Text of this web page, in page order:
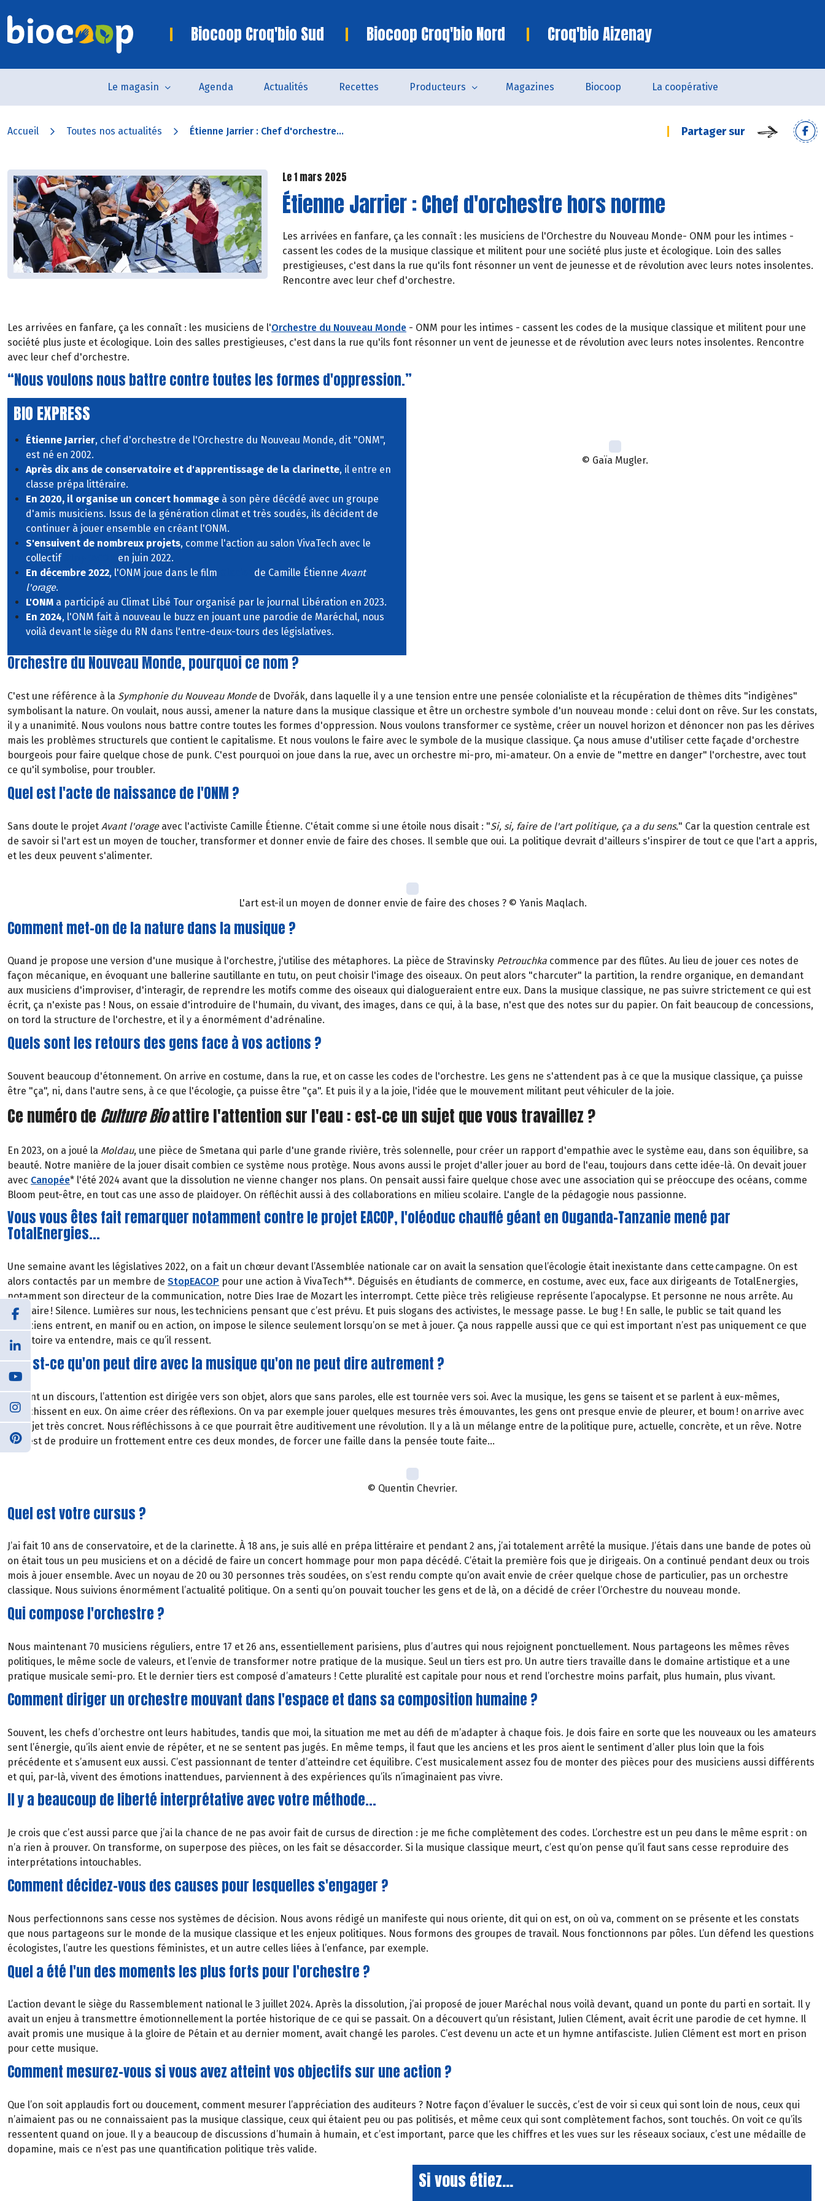
Biocoop Croq'bio Sud Biocoop Croq'bio Nord Croq'bio Aizenay
Le magasin Agenda Actualités Recettes Producteurs Magazines Biocoop La coopérative
Accueil Toutes nos actualités Étienne Jarrier : Chef d'orchestre... Partager sur
Le 1 mars 2025
Étienne Jarrier : Chef d'orchestre hors norme
Les arrivées en fanfare, ça les connaît : les musiciens de l'Orchestre du Nouveau Monde- ONM pour les intimes -
cassent les codes de la musique classique et militent pour une société plus juste et écologique. Loin des salles
prestigieuses, c'est dans la rue qu'ils font résonner un vent de jeunesse et de révolution avec leurs notes insolentes.
Rencontre avec leur chef d'orchestre.
Les arrivées en fanfare, ça les connaît : les musiciens de l'Orchestre du Nouveau Monde - ONM pour les intimes - cassent les codes de la musique classique et militent pour une
société plus juste et écologique. Loin des salles prestigieuses, c'est dans la rue qu'ils font résonner un vent de jeunesse et de révolution avec leurs notes insolentes. Rencontre
avec leur chef d'orchestre.
“Nous voulons nous battre contre toutes les formes d'oppression.”
BIO EXPRESS
Étienne Jarrier, chef d'orchestre de l'Orchestre du Nouveau Monde, dit "ONM",
est né en 2002.
Après dix ans de conservatoire et d'apprentissage de la clarinette, il entre en
classe prépa littéraire.
En 2020, il organise un concert hommage à son père décédé avec un groupe
d'amis musiciens. Issus de la génération climat et très soudés, ils décident de
continuer à jouer ensemble en créant l'ONM.
S'ensuivent de nombreux projets, comme l'action au salon VivaTech avec le
collectif
en juin 2022.
En décembre 2022, l'ONM joue dans le film de Camille Étienne Avant
l'orage.
L'ONM a participé au Climat Libé Tour organisé par le journal Libération en 2023.
En 2024, l'ONM fait à nouveau le buzz en jouant une parodie de Maréchal, nous
voilà devant le siège du RN dans l'entre-deux-tours des législatives.
© Gaïa Mugler.
Orchestre du Nouveau Monde, pourquoi ce nom ?
C'est une référence à la Symphonie du Nouveau Mondede Dvořák, dans laquelle il y a une tension entre une pensée colonialiste et la récupération de thèmes dits "indigènes"
symbolisant la nature. On voulait, nous aussi, amener la nature dans la musique classique et être un orchestre symbole d'un nouveau monde : celui dont on rêve. Sur les constats,
il y a unanimité. Nous voulons nous battre contre toutes les formes d'oppression. Nous voulons transformer ce système, créer un nouvel horizon et dénoncer non pas les dérives
mais les problèmes structurels que contient le capitalisme. Et nous voulons le faire avec le symbole de la musique classique. Ça nous amuse d'utiliser cette façade d'orchestre
bourgeois pour faire quelque chose de punk. C'est pourquoi on joue dans la rue, avec un orchestre mi-pro, mi-amateur. On a envie de "mettre en danger" l'orchestre, avec tout
ce qu'il symbolise, pour troubler.
Quel est l'acte de naissance de l'ONM ?
Sans doute le projet Avant l'orageavec l'activiste Camille Étienne. C'était comme si une étoile nous disait : "Si, si, faire de l'art politique, ça a du sens." Car la question centrale est
de savoir si l'art est un moyen de toucher, transformer et donner envie de faire des choses. Il semble que oui. La politique devrait d'ailleurs s'inspirer de tout ce que l'art a appris,
et les deux peuvent s'alimenter.
L'art est-il un moyen de donner envie de faire des choses ? © Yanis Maqlach.
Comment met-on de la nature dans la musique ?
Quand je propose une version d'une musique à l'orchestre, j'utilise des métaphores. La pièce de Stravinsky Petrouchka commence par des flûtes. Au lieu de jouer ces notes de
façon mécanique, en évoquant une ballerine sautillante en tutu, on peut choisir l'image des oiseaux. On peut alors "charcuter" la partition, la rendre organique, en demandant
aux musiciens d'improviser, d'interagir, de reprendre les motifs comme des oiseaux qui dialogueraient entre eux. Dans la musique classique, ne pas suivre strictement ce qui est
écrit, ça n'existe pas ! Nous, on essaie d'introduire de l'humain, du vivant, des images, dans ce qui, à la base, n'est que des notes sur du papier. On fait beaucoup de concessions,
on tord la structure de l'orchestre, et il y a énormément d'adrénaline.
Quels sont les retours des gens face à vos actions ?
Souvent beaucoup d'étonnement. On arrive en costume, dans la rue, et on casse les codes de l'orchestre. Les gens ne s'attendent pas à ce que la musique classique, ça puisse
être "ça", ni, dans l'autre sens, à ce que l'écologie, ça puisse être "ça". Et puis il y a la joie, l'idée que le mouvement militant peut véhiculer de la joie.
Ce numéro de Culture Bioattire l'attention sur l'eau : est-ce un sujet que vous travaillez ?
En 2023, on a joué la Moldau, une pièce de Smetana qui parle d'une grande rivière, très solennelle, pour créer un rapport d'empathie avec le système eau, dans son équilibre, sa
beauté. Notre manière de la jouer disait combien ce système nous protège. Nous avons aussi le projet d'aller jouer au bord de l'eau, toujours dans cette idée-là. On devait jouer
avec Canopée* l'été 2024 avant que la dissolution ne vienne changer nos plans. On pensait aussi faire quelque chose avec une association qui se préoccupe des océans, comme
Bloom peut-être, en tout cas une asso de plaidoyer. On réfléchit aussi à des collaborations en milieu scolaire. L'angle de la pédagogie nous passionne.
Vous vous êtes fait remarquer notamment contre le projet EACOP, l'oléoduc chauffé géant en Ouganda-Tanzanie mené par
TotalEnergies...
Une semaine avant les législatives 2022, on a fait un chœur devant l’Assemblée nationale car on avait la sensation que l’écologie était inexistante dans cette campagne. On est
alors contactés par un membre de StopEACOP pour une action à VivaTech**. Déguisés en étudiants de commerce, en costume, avec eux, face aux dirigeants de TotalEnergies,
notamment son directeur de la communication, notre Dies Irae de Mozart les interrompt. Cette pièce très religieuse représente l’apocalypse. Et personne ne nous arrête. Au
contraire ! Silence. Lumières sur nous, les techniciens pensant que c’est prévu. Et puis slogans des activistes, le message passe. Le bug ! En salle, le public se tait quand les
musiciens entrent, en manif ou en action, on impose le silence seulement lorsqu’on se met à jouer. Ça nous rappelle aussi que ce qui est important n’est pas uniquement ce que
l’auditoire va entendre, mais ce qu’il ressent.
Qu'est-ce qu'on peut dire avec la musique qu'on ne peut dire autrement ?
Devant un discours, l’attention est dirigée vers son objet, alors que sans paroles, elle est tournée vers soi. Avec la musique, les gens se taisent et se parlent à eux-mêmes,
réfléchissent en eux. On aime créer des réflexions. On va par exemple jouer quelques mesures très émouvantes, les gens ont presque envie de pleurer, et boum ! on arrive avec
un sujet très concret. Nous réfléchissons à ce que pourrait être auditivement une révolution. Il y a là un mélange entre de la politique pure, actuelle, concrète, et un rêve. Notre
rôle est de produire un frottement entre ces deux mondes, de forcer une faille dans la pensée toute faite…
© Quentin Chevrier.
Quel est votre cursus ?
J’ai fait 10 ans de conservatoire, et de la clarinette. À 18 ans, je suis allé en prépa littéraire et pendant 2 ans, j’ai totalement arrêté la musique. J’étais dans une bande de potes où
on était tous un peu musiciens et on a décidé de faire un concert hommage pour mon papa décédé. C’était la première fois que je dirigeais. On a continué pendant deux ou trois
mois à jouer ensemble. Avec un noyau de 20 ou 30 personnes très soudées, on s’est rendu compte qu’on avait envie de créer quelque chose de particulier, pas un orchestre
classique. Nous suivions énormément l’actualité politique. On a senti qu’on pouvait toucher les gens et de là, on a décidé de créer l’Orchestre du nouveau monde.
Qui compose l'orchestre ?
Nous maintenant 70 musiciens réguliers, entre 17 et 26 ans, essentiellement parisiens, plus d’autres qui nous rejoignent ponctuellement. Nous partageons les mêmes rêves
politiques, le même socle de valeurs, et l’envie de transformer notre pratique de la musique. Seul un tiers est pro. Un autre tiers travaille dans le domaine artistique et a une
pratique musicale semi-pro. Et le dernier tiers est composé d’amateurs ! Cette pluralité est capitale pour nous et rend l’orchestre moins parfait, plus humain, plus vivant.
Comment diriger un orchestre mouvant dans l'espace et dans sa composition humaine ?
Souvent, les chefs d’orchestre ont leurs habitudes, tandis que moi, la situation me met au défi de m’adapter à chaque fois. Je dois faire en sorte que les nouveaux ou les amateurs
sent l’énergie, qu’ils aient envie de répéter, et ne se sentent pas jugés. En même temps, il faut que les anciens et les pros aient le sentiment d’aller plus loin que la fois
précédente et s’amusent eux aussi. C’est passionnant de tenter d’atteindre cet équilibre. C’est musicalement assez fou de monter des pièces pour des musiciens aussi différents
et qui, par-là, vivent des émotions inattendues, parviennent à des expériences qu’ils n’imaginaient pas vivre.
Il y a beaucoup de liberté interprétative avec votre méthode...
Je crois que c’est aussi parce que j’ai la chance de ne pas avoir fait de cursus de direction : je me fiche complètement des codes. L’orchestre est un peu dans le même esprit : on
n’a rien à prouver. On transforme, on superpose des pièces, on les fait se désaccorder. Si la musique classique meurt, c’est qu’on pense qu’il faut sans cesse reproduire des
interprétations intouchables.
Comment décidez-vous des causes pour lesquelles s'engager ?
Nous perfectionnons sans cesse nos systèmes de décision. Nous avons rédigé un manifeste qui nous oriente, dit qui on est, on où va, comment on se présente et les constats
que nous partageons sur le monde de la musique classique et les enjeux politiques. Nous formons des groupes de travail. Nous fonctionnons par pôles. L’un défend les questions
écologistes, l’autre les questions féministes, et un autre celles liées à l’enfance, par exemple.
Quel a été l'un des moments les plus forts pour l'orchestre ?
L’action devant le siège du Rassemblement national le 3 juillet 2024. Après la dissolution, j’ai proposé de jouer Maréchal nous voilà devant, quand un ponte du parti en sortait. Il y
avait un enjeu à transmettre émotionnellement la portée historique de ce qui se passait. On a découvert qu’un résistant, Julien Clément, avait écrit une parodie de cet hymne. Il
avait promis une musique à la gloire de Pétain et au dernier moment, avait changé les paroles. C’est devenu un acte et un hymne antifasciste. Julien Clément est mort en prison
pour cette musique.
Comment mesurez-vous si vous avez atteint vos objectifs sur une action ?
Que l’on soit applaudis fort ou doucement, comment mesurer l’appréciation des auditeurs ? Notre façon d’évaluer le succès, c’est de voir si ceux qui sont loin de nous, ceux qui
n’aimaient pas ou ne connaissaient pas la musique classique, ceux qui étaient peu ou pas politisés, et même ceux qui sont complètement fachos, sont touchés. On voit ce qu’ils
ressentent quand on joue. Il y a beaucoup de discussions d’humain à humain, et c’est important, parce que les chiffres et les vues sur les réseaux sociaux, c’est une médaille de
dopamine, mais ce n’est pas une quantification politique très valide.
Si vous étiez...